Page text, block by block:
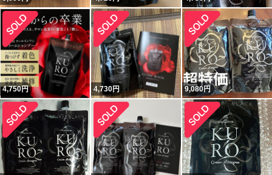
4,750円 4,730円 9,080円